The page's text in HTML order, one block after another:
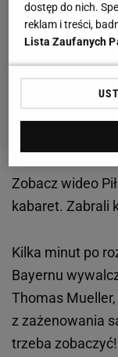
Zobacz wideo
kabaret. Zabrali
Kilka minut po
Bayernu
Thomas
z zażenowania
trzeba zobaczyć!
dostęp do nich.
reklam i treści,
Lista Zaufanych